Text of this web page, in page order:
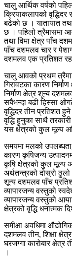
चालु आर्थिक वर्षको
क्रियाकलापको
बढेको छ । यातायात
छ । पहिलो त्रैमासमा
तथा विमा क्षेत्र पाँच
पाँच दशमलव चार र
दशमलव एक प्रतिशत
चालु आवको प्रथम
गिरावटका कारण
निर्माण क्षेत्र शून्य
सबैभन्दा बढी हिस्सा
वृद्धिदर तीन प्रतिशत
वृद्धि हुनुका साथै
यस क्षेत्रको कुल मूल्य
समयमा मलको
कारण कृषिजन्य
कृषि क्षेत्रको कुल मूल्य
अर्थतन्त्रको दोस्रो ठुलो
शून्य दशमलव पाँच
व्यापारजन्य वस्तुको
व्यापारजन्य वस्तुको
क्षेत्रको वृद्धि धनात्मक
समीक्षा अवधिमा
दशमलव तीन, शिक्षा
घरजग्गा कारोबार
।